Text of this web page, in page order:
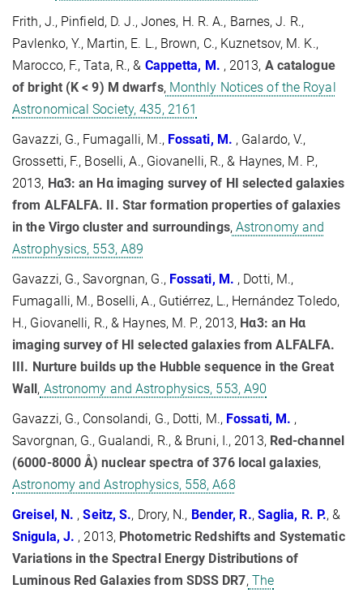
Frith, J., Pinfield, D. J., Jones, H. R. A., Barnes, J. R.,
Pavlenko, Y., Martin, E. L., Brown, C., Kuznetsov, M. K.,
Marocco, F., Tata, R., & Cappetta, M. , 2013, A catalogue
of bright (K < 9) M dwarfs,Monthly Notices of the Royal
Astronomical Society, 435, 2161
Gavazzi, G., Fumagalli, M., Fossati, M. , Galardo, V.,
Grossetti, F., Boselli, A., Giovanelli, R., & Haynes, M. P.,
2013, Hα3: an Hα imaging survey of HI selected galaxies
from ALFALFA. II. Star formation properties of galaxies
in the Virgo cluster and surroundings,Astronomy and
Astrophysics, 553, A89
Gavazzi, G., Savorgnan, G., Fossati, M. , Dotti, M.,
Fumagalli, M., Boselli, A., Gutiérrez, L., Hernández Toledo,
H., Giovanelli, R., & Haynes, M. P., 2013, Hα3: an Hα
imaging survey of HI selected galaxies from ALFALFA.
III. Nurture builds up the Hubble sequence in the Great
Wall, Astronomy and Astrophysics, 553, A90
Gavazzi, G., Consolandi, G., Dotti, M., Fossati, M. ,
Savorgnan, G., Gualandi, R., & Bruni, I., 2013, Red-channel
(6000-8000 Å) nuclear spectra of 376 local galaxies,
Astronomy and Astrophysics, 558, A68
Greisel, N. ,Seitz, S., Drory, N., Bender, R., Saglia, R. P., &
Snigula, J. , 2013, Photometric Redshifts and Systematic
Variations in the Spectral Energy Distributions of
Luminous Red Galaxies from SDSS DR7,The